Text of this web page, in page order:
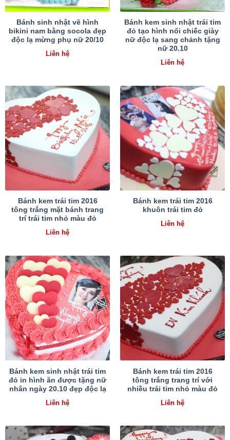
Bánh sinh nhật vẽ hình
bikini nam bằng socola đẹp
độc lạ mừng phụ nữ 20/10
Liên hệ
Bánh kem sinh nhật trái tim
đỏ tạo hình nổi chiếc giày
nữ độc lạ sang chảnh tặng
nữ 20.10
Liên hệ
Bánh kem trái tim 2016
tông trắng mặt bánh trang
trí trái tim nhỏ màu đỏ
Liên hệ
Bánh kem trái tim 2016
khuôn trái tim đỏ
Liên hệ
Bánh kem sinh nhật trái tim
đỏ in hình ăn được tặng nữ
nhân ngày 20.10 đẹp độc lạ
Liên hệ
Bánh kem trái tim 2016
tông trắng trang trí với
nhiều trái tim nhỏ màu đỏ
Liên hệ